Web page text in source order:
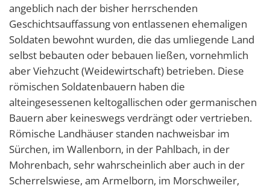
angeblich nach der bisher herrschenden
Geschichtsauffassung von entlassenen ehemaligen
Soldaten bewohnt wurden, die das umliegende Land
selbst bebauten oder bebauen ließen, vornehmlich
aber Viehzucht (Weidewirtschaft) betrieben. Diese
römischen Soldatenbauern haben die
alteingesessenen keltogallischen oder germanischen
Bauern aber keineswegs verdrängt oder vertrieben.
Römische Landhäuser standen nachweisbar im
Sürchen, im Wallenborn, in der Pahlbach, in der
Mohrenbach, sehr wahrscheinlich aber auch in der
Scherrelswiese, am Armelborn, im Morschweiler,